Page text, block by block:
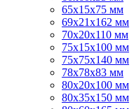
65х15х75 мм
69х21х162 мм
70х20х110 мм
75х15х100 мм
75х75х140 мм
78х78х83 мм
80х20х100 мм
80х35х150 мм